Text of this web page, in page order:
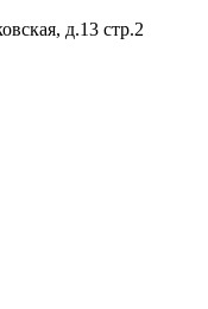
д.13 стр.2